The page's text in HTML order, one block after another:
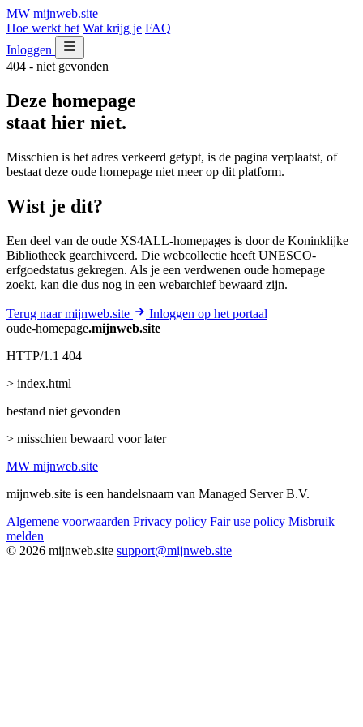
MW mijnweb.site
Hoe werkt het Wat krijg je FAQ
Inloggen
404 - niet gevonden
Deze homepage
staat hier niet.
Misschien is het adres verkeerd getypt, is de pagina verplaatst, of
bestaat deze oude homepage niet meer op dit platform.
Wist je dit?
Een deel van de oude XS4ALL-homepages is door de Koninklijke
Bibliotheek gearchiveerd. Die webcollectie heeft UNESCO-
erfgoedstatus gekregen. Als je een verdwenen oude homepage
zoekt, kan die dus nog in een webarchief bewaard zijn.
Terug naar mijnweb.site
Inloggen op het portaal
oude-homepage.mijnweb.site
HTTP/1.1 404
> index.html
bestand niet gevonden
> misschien bewaard voor later
MW mijnweb.site
mijnweb.site is een handelsnaam van Managed Server B.V.
Algemene voorwaarden Privacy policy Fair use policy Misbruik
melden
© 2026 mijnweb.site support@mijnweb.site